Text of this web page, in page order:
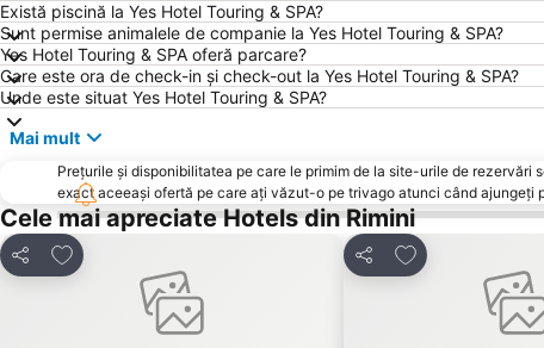
Există piscină la Yes Hotel Touring & SPA?
Sunt permise animalele de companie la Yes Hotel Touring & SPA?
Yes Hotel Touring & SPA oferă parcare?
Care este ora de check-in și check-out la Yes Hotel Touring & SPA?
Unde este situat Yes Hotel Touring & SPA?
Mai mult
Prețurile și disponibilitatea pe care le primim de la site-urile de
exact aceeași ofertă pe care ați văzut-o pe trivago atunci când ajungeți
Cele mai apreciate Hotels din Rimini
Distribuiți
Adăugaţi la favorite
Distribuiți
Adăugaţi la